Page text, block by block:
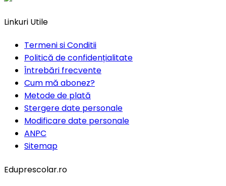
Linkuri Utile
Termeni si Conditii
Politică de confidențialitate
Întrebări frecvente
Cum mă abonez?
Metode de plată
Stergere date personale
Modificare date personale
ANPC
Sitemap
Eduprescolar.ro